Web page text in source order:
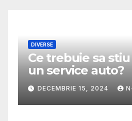
DIVERSE
Ce trebuie sa
un service auto?
DECEMBRIE 15, 2024